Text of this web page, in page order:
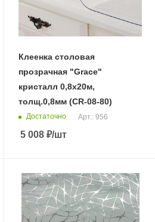
Клеенка столовая
прозрачная "Grace"
кристалл 0,8х20м,
толщ.0,8мм (CR-08-80)
Достаточно Арт.: 956
5 008₽/шт